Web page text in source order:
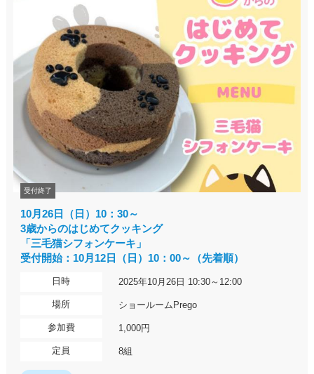
受付終了
10月26日（日）10：30～
3歳からのはじめてクッキング
「三毛猫シフォンケーキ」
受付開始：10月12日（日）10：00～（先着順）
日時 2025年10月26日 10:30～12:00
場所 ショールームPrego
参加費 1,000円
定員 8組